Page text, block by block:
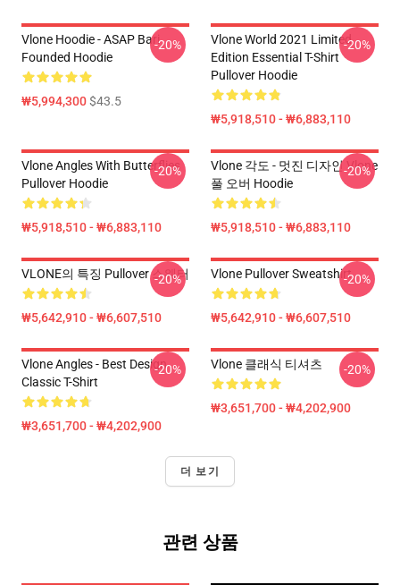
Vlone Hoodie - ASAP Bari
Founded Hoodie
₩5,994,300$43.5
-20%
Vlone World 2021 Limited
Edition Essential T-Shirt
Pullover Hoodie
₩5,918,510 - ₩6,883,110
-20%
Vlone Angles With Butterflies
Pullover Hoodie
₩5,918,510 - ₩6,883,110
-20%
Vlone 각도 - 멋진 디자인 Vlone
풀 오버 Hoodie
₩5,918,510 - ₩6,883,110
-20%
VLONE의 특징 Pullover 스웨터
₩5,642,910 - ₩6,607,510
-20% Vlone Pullover Sweatshirt
₩5,642,910 - ₩6,607,510
-20%
Vlone Angles - Best Design
Classic T-Shirt
₩3,651,700 - ₩4,202,900
-20% Vlone 클래식 티셔츠
₩3,651,700 - ₩4,202,900
-20%
더 보기
관련 상품